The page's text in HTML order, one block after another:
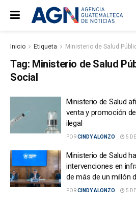
Inicio Etiqueta Ministerio de Salud
Tag: Ministerio de Salud
Social
Ministerio de Salud
venta y promoción
ilegal
PORCINDY ALONZO 5
Ministerio de Salud
intervenciones en
de más de un millón
PORCINDY ALONZO 5